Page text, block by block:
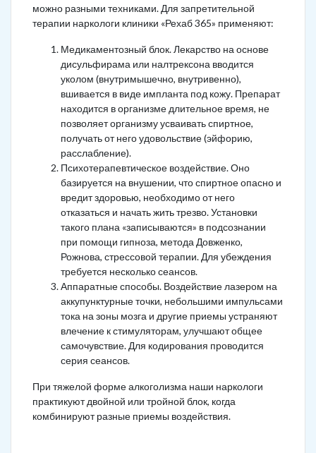
можно разными техниками. Для запретительной
терапии наркологи клиники «Рехаб 365» применяют:
Медикаментозный блок. Лекарство на основе
дисульфирама или налтрексона вводится
уколом (внутримышечно, внутривенно),
вшивается в виде импланта под кожу. Препарат
находится в организме длительное время, не
позволяет организму усваивать спиртное,
получать от него удовольствие (эйфорию,
расслабление).
Психотерапевтическое воздействие. Оно
базируется на внушении, что спиртное опасно и
вредит здоровью, необходимо от него
отказаться и начать жить трезво. Установки
такого плана «записываются» в подсознании
при помощи гипноза, метода Довженко,
Рожнова, стрессовой терапии. Для убеждения
требуется несколько сеансов.
Аппаратные способы. Воздействие лазером на
аккупунктурные точки, небольшими импульсами
тока на зоны мозга и другие приемы устраняют
влечение к стимуляторам, улучшают общее
самочувствие. Для кодирования проводится
серия сеансов.
При тяжелой форме алкоголизма наши наркологи
практикуют двойной или тройной блок, когда
комбинируют разные приемы воздействия.